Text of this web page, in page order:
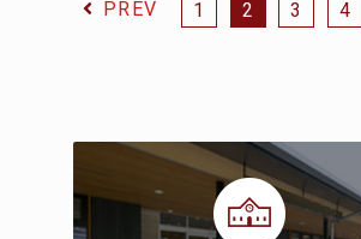
PREV 1 2 3 4